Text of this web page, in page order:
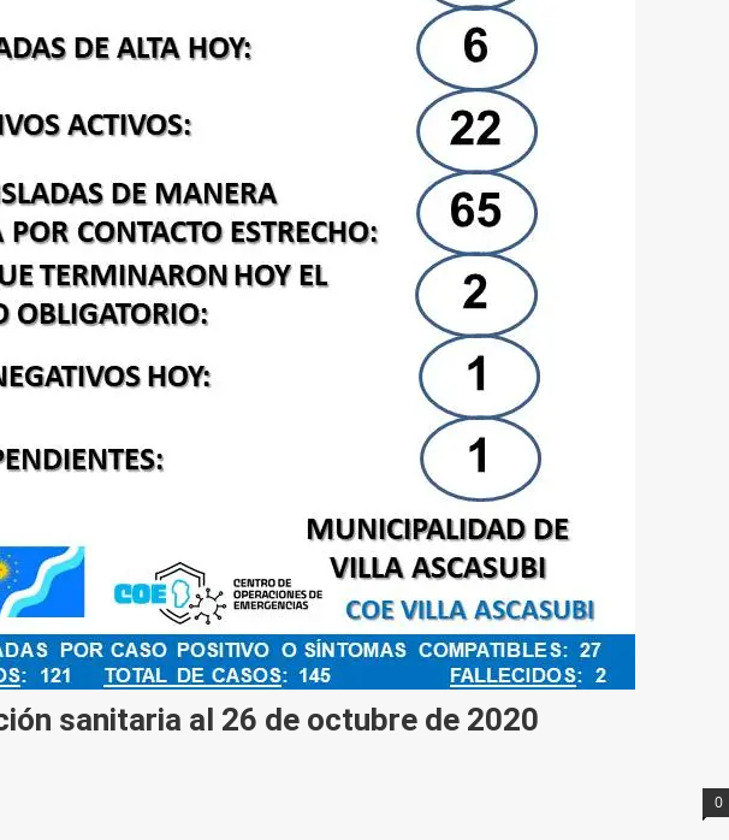
sanitaria al 26 de octubre de 2020
0